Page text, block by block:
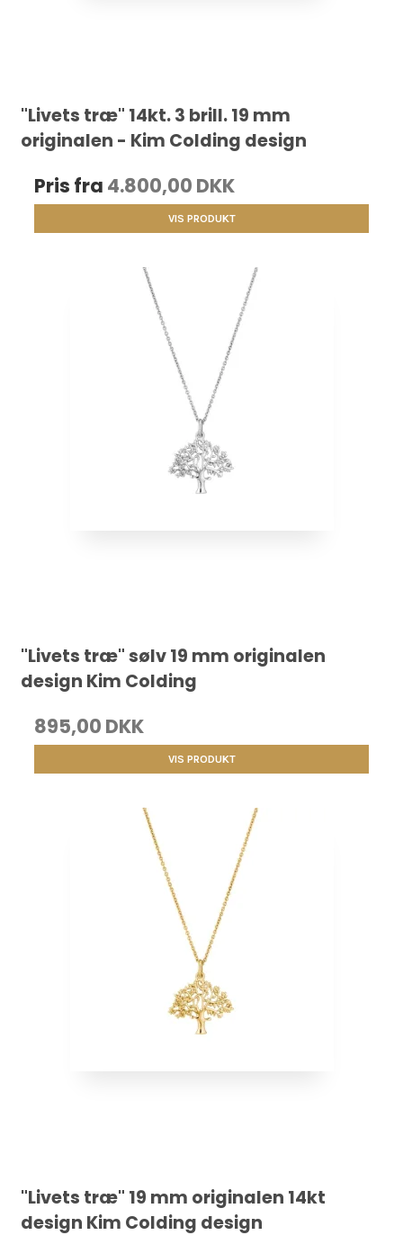
"Livets træ" 14kt. 3 brill. 19 mm
originalen - Kim Colding design
Pris fra 4.800,00 DKK
VIS PRODUKT
"Livets træ" sølv 19 mm originalen
design Kim Colding
895,00 DKK
VIS PRODUKT
"Livets træ" 19 mm originalen 14kt
design Kim Colding design